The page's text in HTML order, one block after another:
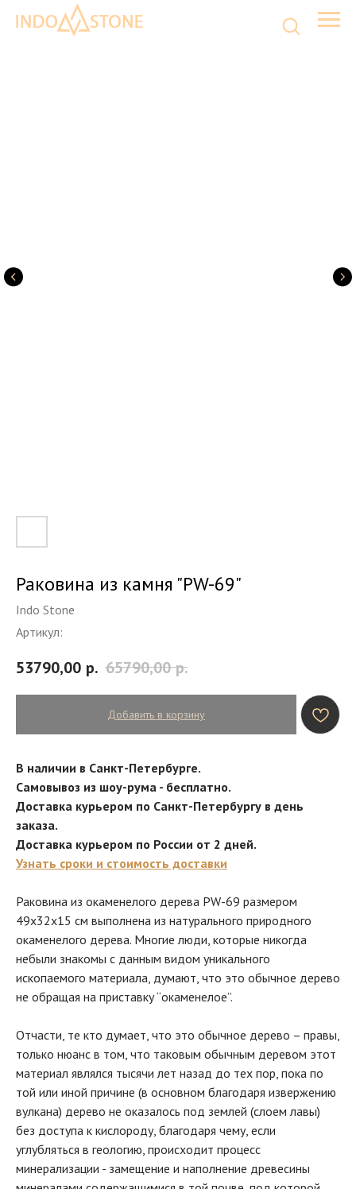
Раковина из камня "PW-69"
Indo Stone
Артикул:
53790,00 р. 65790,00 р.
Добавить в корзину
В наличии в Санкт-Петербурге.
Самовывоз из шоу-рума - бесплатно.
Доставка курьером по Санкт-Петербургу в день
заказа.
Доставка курьером по России от 2 дней.
Узнать сроки и стоимость доставки
Раковина из окаменелого дерева PW-69 размером
49х32х15 см выполнена из натурального природного
окаменелого дерева. Многие люди, которые никогда
небыли знакомы с данным видом уникального
ископаемого материала, думают, что это обычное дерево
не обращая на приставку “окаменелое”.
Отчасти, те кто думает, что это обычное дерево – правы,
только нюанс в том, что таковым обычным деревом этот
материал являлся тысячи лет назад до тех пор, пока по
той или иной причине (в основном благодаря извержению
вулкана) дерево не оказалось под землей (слоем лавы)
без доступа к кислороду, благодаря чему, если
углубляться в геологию, происходит процесс
минерализации - замещение и наполнение древесины